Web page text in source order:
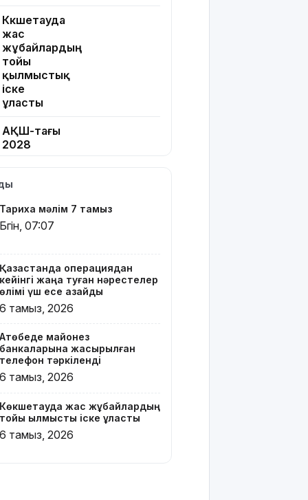
Көкшетауда
жас
жұбайлардың
тойы
қылмыстық
іске
ұласты
АҚШ-тағы
2028
Трамп
басымдық
бере
Онлайн-
казиноны
жарнамалаған
Қайсар
жылға
сотталуы
мүмкін
облысында
жылына 6
мың тонна
Тарихқа мәлім 7 тамыз
Бүгін, 07:07
Қазақстанда операциядан
кейінгі жаңа туған нәрестелер
өлімі үш есе азайды
6 тамыз, 2026
Ақтөбеде майонез
банкаларына жасырылған
телефон тәркіленді
6 тамыз, 2026
Көкшетауда жас жұбайлардың
тойы қылмыстық іске ұласты
6 тамыз, 2026